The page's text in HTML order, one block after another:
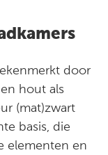
door
hout als
(mat)zwart
basis, die
elementen en